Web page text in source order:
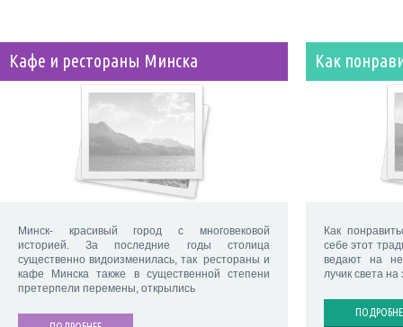
Кафе и рестораны Минска
Минск- красивый город с многовековой
историей. За последние годы столица
существенно видоизменилась, так рестораны и
кафе Минска также в существенной степени
претерпели перемены, открылись
Как
Как
себе этот
ведают на
лучик света на